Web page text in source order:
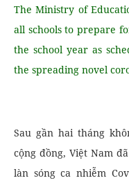
The Ministry of
all schools to prepare
the school year as
the spreading novel
Sau gần hai tháng
cộng đồng, Việt Nam
làn sóng ca nhiễm